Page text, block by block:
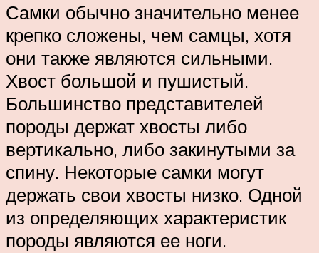
Самки обычно значительно менее
крепко сложены, чем самцы, хотя
они также являются сильными.
Хвост большой и пушистый.
Большинство представителей
породы держат хвосты либо
вертикально, либо закинутыми за
спину. Некоторые самки могут
держать свои хвосты низко. Одной
из определяющих характеристик
породы являются ее ноги.